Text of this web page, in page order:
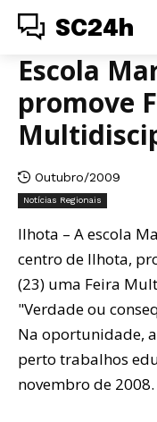
SC24h
Escola
promove
Outubro/2009
Notícias Regionais
Ilhota – A escola
centro de Ilhota,
(23) uma Feira
"Verdade ou
Na oportunidade,
perto trabalhos
novembro de 2008.